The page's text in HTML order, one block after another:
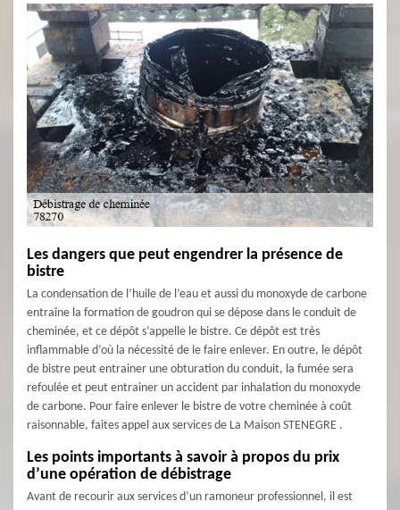
Les dangers que peut engendrer la présence de
bistre
La condensation de l’huile de l’eau et aussi du monoxyde de carbone
entraîne la formation de goudron qui se dépose dans le conduit de
cheminée, et ce dépôt s’appelle le bistre. Ce dépôt est très
inflammable d’où la nécessité de le faire enlever. En outre, le dépôt
de bistre peut entrainer une obturation du conduit, la fumée sera
refoulée et peut entrainer un accident par inhalation du monoxyde
de carbone. Pour faire enlever le bistre de votre cheminée à coût
raisonnable, faites appel aux services de La Maison STENEGRE .
Les points importants à savoir à propos du prix
d’une opération de débistrage
Avant de recourir aux services d’un ramoneur professionnel, il est